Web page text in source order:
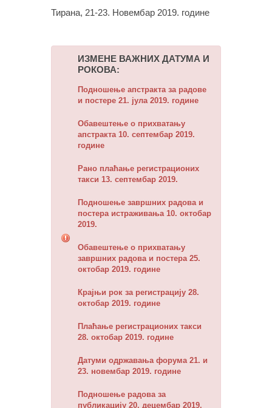
Тирана, 21-23. Новембар 2019. године
ИЗМЕНЕ ВАЖНИХ ДАТУМА И
РОКОВА:
Подношење апстракта за радове
и постере 21. јула 2019. године
Обавештење о прихватању
апстракта 10. септембар 2019.
године
Рано плаћање регистрационих
такси 13. септембар 2019.
Подношење завршних радова и
постера истраживања 10. октобар
2019.
Обавештење о прихватању
завршних радова и постера 25.
октобар 2019. године
Крајњи рок за регистрацију 28.
октобар 2019. године
Плаћање регистрационих такси
28. октобар 2019. године
Датуми одржавања форума 21. и
23. новембар 2019. године
Подношење радова за
публикацију 20. децембар 2019.